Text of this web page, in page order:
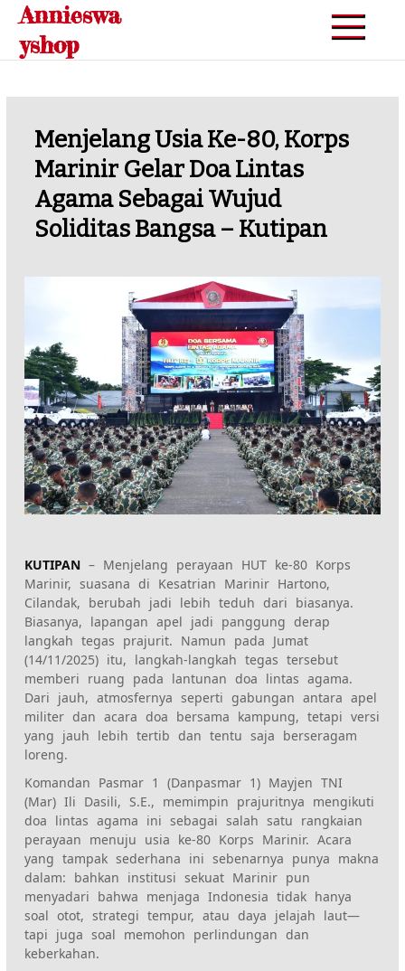
Skip
content
Annieswa
yshop
Menjelang Usia Ke-80, Korps
Marinir Gelar Doa Lintas
Agama Sebagai Wujud
Soliditas Bangsa – Kutipan
KUTIPAN – Menjelang perayaan HUT ke-80 Korps
Marinir, suasana di Kesatrian Marinir Hartono,
Cilandak, berubah jadi lebih teduh dari biasanya.
Biasanya, lapangan apel jadi panggung derap
langkah tegas prajurit. Namun pada Jumat
(14/11/2025) itu, langkah-langkah tegas tersebut
memberi ruang pada lantunan doa lintas agama.
Dari jauh, atmosfernya seperti gabungan antara apel
militer dan acara doa bersama kampung, tetapi versi
yang jauh lebih tertib dan tentu saja berseragam
loreng.
Komandan Pasmar 1 (Danpasmar 1) Mayjen TNI
(Mar) Ili Dasili, S.E., memimpin prajuritnya mengikuti
doa lintas agama ini sebagai salah satu rangkaian
perayaan menuju usia ke-80 Korps Marinir. Acara
yang tampak sederhana ini sebenarnya punya makna
dalam: bahkan institusi sekuat Marinir pun
menyadari bahwa menjaga Indonesia tidak hanya
soal otot, strategi tempur, atau daya jelajah laut—
tapi juga soal memohon perlindungan dan
keberkahan.